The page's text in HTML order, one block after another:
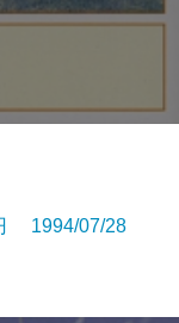
1994/07/28